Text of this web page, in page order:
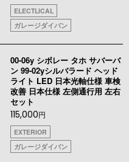
ELECTLICAL
ガレージダイバン
00-06y シボレー タホ サバーバ
ン 99-02yシルバラード ヘッド
ライト LED 日本光軸仕様 車検
改善 日本仕様 左側通行用 左右
セット
115,000円
EXTERIOR
ガレージダイバン